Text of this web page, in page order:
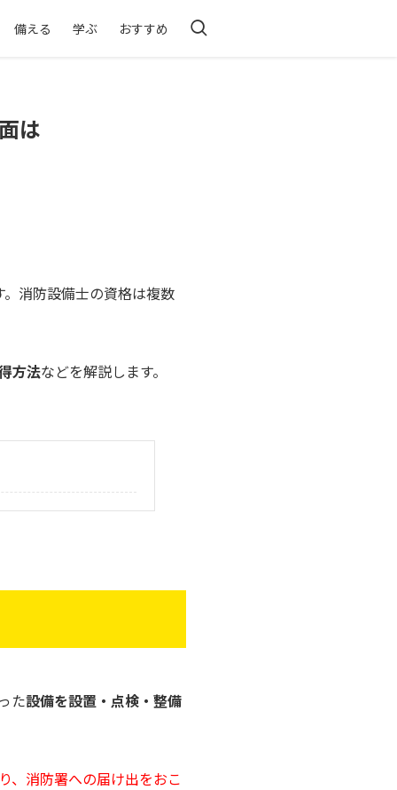
備える 学ぶ おすすめ
は
消防設備士の資格は複数
方法などを解説します。
た設備を設置・点検・整備
、消防署への届け出をおこ